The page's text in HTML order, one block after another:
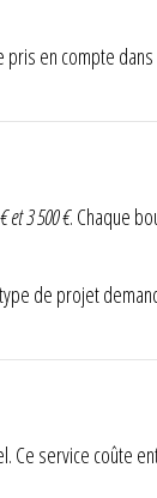
en compte
et 3 500 €. Chaque
de projet
Ce service coûte